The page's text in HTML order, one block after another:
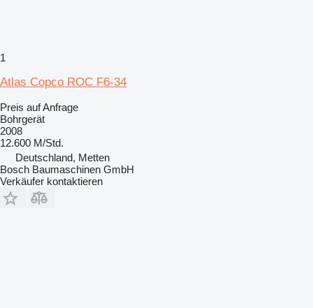
1
Atlas Copco ROC F6-34
Preis auf Anfrage
Bohrgerät
2008
12.600 M/Std.
Deutschland, Metten
Bosch Baumaschinen GmbH
Verkäufer kontaktieren